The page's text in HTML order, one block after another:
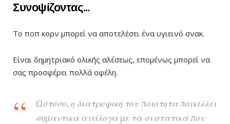
Συνοψίζοντας…
Το ποπ κορν μπορεί να αποτελέσει ένα υγιεινό σνακ.
Είναι δημητριακό ολικής αλέσεως, επομένως μπορεί να
σας προσφέρει πολλά οφέλη.
Ωστόσο, η διατροφική του ποιότητα ποικίλλει
σημαντικά ανάλογα με τα συστατικά που